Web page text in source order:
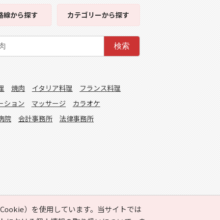
）を使用しています。当サイトでは
線から探す カテゴリーから探す
検索
焼肉 イタリア料理
フランス料理
ション マッサージ
カラオケ
院 会計事務所 法律事務所